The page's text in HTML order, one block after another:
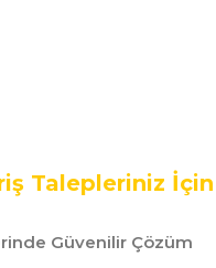
Talepleriniz İçin
Güvenilir Çözüm